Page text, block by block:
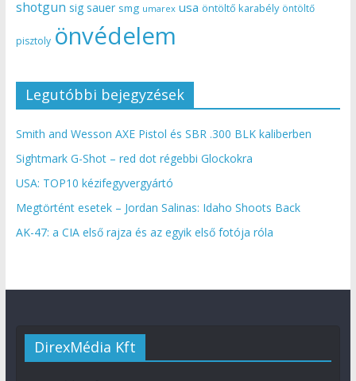
shotgun sig sauer smg umarex usa öntöltő karabély öntöltő
pisztoly önvédelem
Legutóbbi bejegyzések
Smith and Wesson AXE Pistol és SBR .300 BLK kaliberben
Sightmark G-Shot – red dot régebbi Glockokra
USA: TOP10 kézifegyvergyártó
Megtörtént esetek – Jordan Salinas: Idaho Shoots Back
AK-47: a CIA első rajza és az egyik első fotója róla
DirexMédia Kft